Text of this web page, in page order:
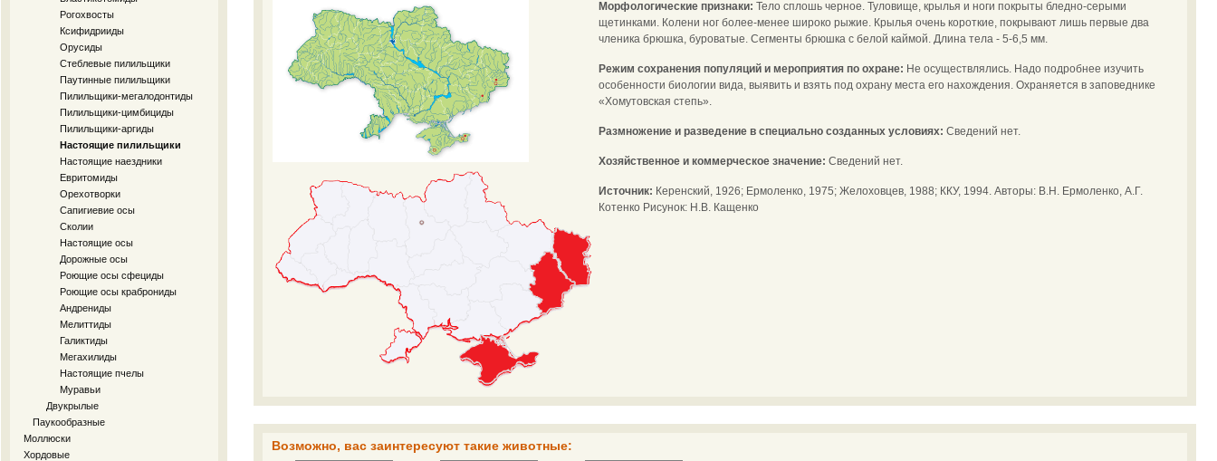
Рогохвосты
Ксифидрииды
Орусиды
Стеблевые пилильщики
Паутинные пилильщики
Пилильщики-мегалодонтиды
Пилильщики-цимбициды
Пилильщики-аргиды
Настоящие пилильщики
Настоящие наездники
Евритомиды
Орехотворки
Сапигиевие осы
Сколии
Настоящие осы
Дорожные осы
Роющие осы сфециды
Роющие осы краброниды
Андрениды
Мелиттиды
Галиктиды
Мегахилиды
Настоящие пчелы
Муравьи
Двукрылые
Паукообразные
Моллюски
Хордовые
Морфологические признаки: Тело сплошь черное. Туловище, крылья и ноги покрыты бледно-серыми
щетинками. Колени ног более-менее широко рыжие. Крылья очень короткие, покрывают лишь первые два
членика брюшка, буроватые. Сегменты брюшка с белой каймой. Длина тела - 5-6,5 мм.
Режим сохранения популяций и мероприятия по охране: Не осуществлялись. Надо подробнее изучить
особенности биологии вида, выявить и взять под охрану места его нахождения. Охраняется в заповеднике
«Хомутовская степь».
Размножение и разведение в специально созданных условиях: Сведений нет.
Хозяйственное и коммерческое значение: Сведений нет.
Источник: Керенский, 1926; Ермоленко, 1975; Желоховцев, 1988; ККУ, 1994. Авторы: В.Н. Ермоленко, А.Г.
Котенко Рисунок: Н.В. Кащенко
Возможно, вас заинтересуют такие животные: